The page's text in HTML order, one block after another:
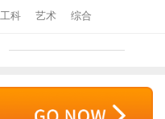
工科 艺术 综合